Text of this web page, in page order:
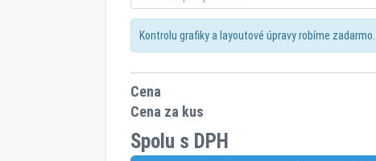
Kontrolu grafiky a layoutové úpravy robíme zadarmo.
Cena
Cena za kus
Spolu s DPH